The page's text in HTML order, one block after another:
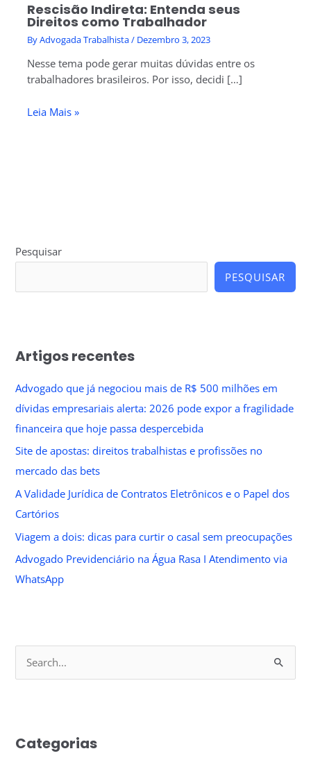
Rescisão Indireta: Entenda seus
Direitos como Trabalhador
ByAdvogada Trabalhista/ Dezembro 3, 2023
Nesse tema pode gerar muitas dúvidas entre os
trabalhadores brasileiros. Por isso, decidi […]
Leia Mais »
Pesquisar
PESQUISAR
Artigos recentes
Advogado que já negociou mais de R$ 500 milhões em
dívidas empresariais alerta: 2026 pode expor a fragilidade
financeira que hoje passa despercebida
Site de apostas: direitos trabalhistas e profissões no
mercado das bets
A Validade Jurídica de Contratos Eletrônicos e o Papel dos
Cartórios
Viagem a dois: dicas para curtir o casal sem preocupações
Advogado Previdenciário na Água Rasa I Atendimento via
WhatsApp
e
c
Categorias